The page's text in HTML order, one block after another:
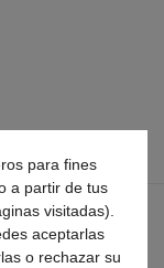
para fines
a partir de tus
visitadas).
aceptarlas
o rechazar su